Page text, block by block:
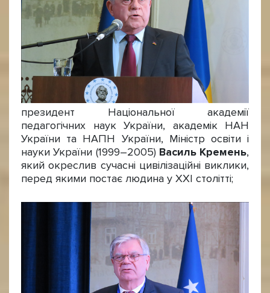
президент Національної академії
педагогічних наук України, академік НАН
України та НАПН України, Міністр освіти і
науки України (1999–2005) Василь Кремень,
який окреслив сучасні цивілізаційні виклики,
перед якими постає людина у ХХІ столітті;